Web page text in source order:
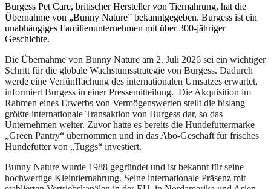
Burgess Pet Care, britischer Hersteller von Tiernahrung, hat die
Übernahme von „Bunny Nature” bekanntgegeben. Burgess ist ein
unabhängiges Familienunternehmen mit über 300-jähriger
Geschichte.
Die Übernahme von Bunny Nature am 2. Juli 2026 sei ein wichtiger
Schritt für die globale Wachstumsstrategie von Burgess. Dadurch
werde eine Verfünffachung des internationalen Umsatzes erwartet,
informiert Burgess in einer Pressemitteilung. Die Akquisition im
Rahmen eines Erwerbs von Vermögenswerten stellt die bislang
größte internationale Transaktion von Burgess dar, so das
Unternehmen weiter. Zuvor hatte es bereits die Hundefuttermarke
„Green Pantry“ übernommen und in das Abo-Geschäft für frisches
Hundefutter von „Tuggs“ investiert.
Bunny Nature wurde 1988 gegründet und ist bekannt für seine
hochwertige Kleintiernahrung. Seine internationale Präsenz mit